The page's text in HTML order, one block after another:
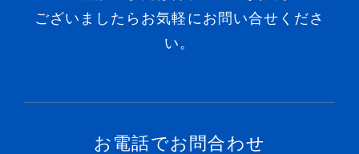
ございましたらお気軽にお問い合せくださ
い。
お電話でお問合わせ